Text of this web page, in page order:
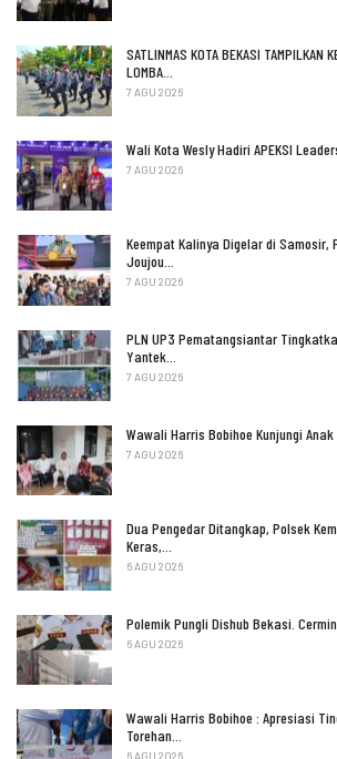
SATLINMAS KOTA BEKASI TAMPILKAN
LOMBA…
7 AGU 2026
Wali Kota Wesly Hadiri APEKSI
7 AGU 2026
Keempat Kalinya Digelar di Samosir,
Joujou…
7 AGU 2026
PLN UP3 Pematangsiantar
Yantek…
7 AGU 2026
Wawali Harris Bobihoe Kunjungi Anak
7 AGU 2026
Dua Pengedar Ditangkap, Polsek
Keras,…
6 AGU 2026
Polemik Pungli Dishub Bekasi.
6 AGU 2026
Wawali Harris Bobihoe : Apresiasi
Torehan…
6 AGU 2026